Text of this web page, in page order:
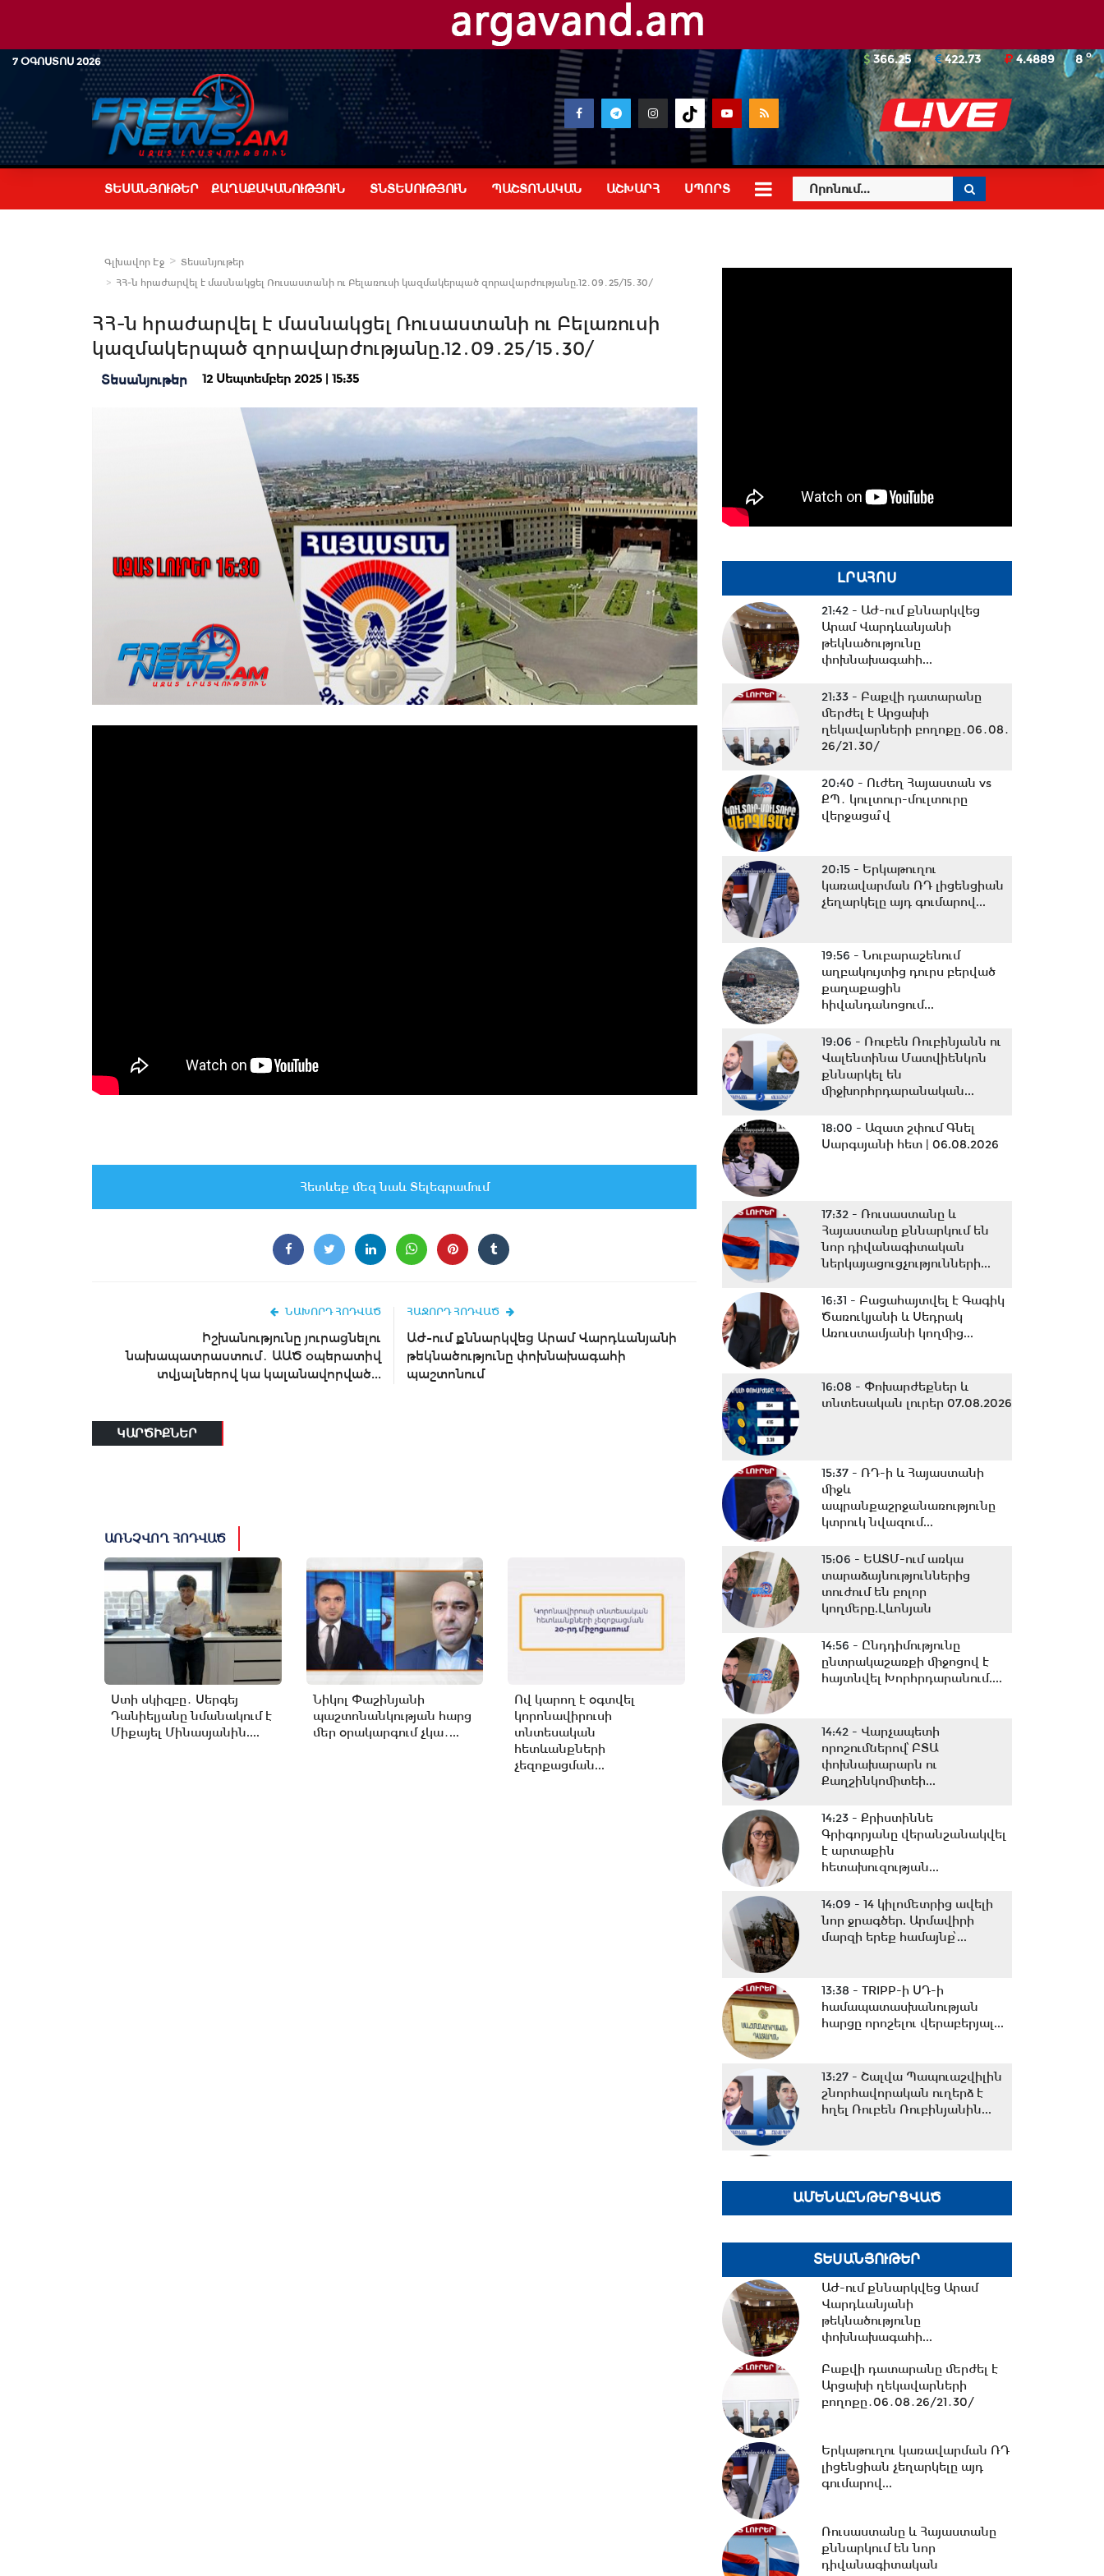
7 ՕԳՈՍՏՈՍ 2026 8o
366.25 422.73 4.4889
ՏԵՍԱՆՅՈՒԹԵՐ ՔԱՂԱՔԱԿԱՆՈՒԹՅՈՒՆ ՏՆՏԵՍՈՒԹՅՈՒՆ ՊԱՇՏՈՆԱԿԱՆ ԱՇԽԱՐՀ ՍՊՈՐՏ
Գլխավոր Էջ
Տեսանյութեր
ՀՀ-ն հրաժարվել է մասնակցել Ռուսաստանի ու Բելառուսի կազմակերպած զորավարժությանը.12․09․25/15․30/
ՀՀ-ն հրաժարվել է մասնակցել Ռուսաստանի ու Բելառուսի
կազմակերպած զորավարժությանը.12․09․25/15․30/
Տեսանյութեր 12 Սեպտեմբեր 2025 | 15:35
Հետևեք մեզ նաև Տելեգրամում
ՆԱԽՈՐԴ ՀՈԴՎԱԾ
Իշխանությունը յուրացնելու
նախապատրաստում․ ԱԱԾ օպերատիվ
տվյալներով կա կալանավորված...
ՀԱՋՈՐԴ ՀՈԴՎԱԾ
ԱԺ-ում քննարկվեց Արամ Վարդևանյանի
թեկնածությունը փոխնախագահի
պաշտոնում
ԿԱՐԾԻՔՆԵՐ
ԱՌՆՉՎՈՂ ՀՈԴՎԱԾ
Ստի սկիզբը․ Սերգեյ
Դանիելյանը նմանակում է
Միքայել Մինասյանին....
Նիկոլ Փաշինյանի
պաշտոնանկության հարց
մեր օրակարգում չկա․...
Ով կարող է օգտվել
կորոնավիրուսի
տնտեսական
հետևանքների
չեզոքացման...
ԼՐԱՀՈՍ
21:42 - ԱԺ-ում քննարկվեց
Արամ Վարդևանյանի
թեկնածությունը
փոխնախագահի...
21:33 - Բաքվի դատարանը
մերժել է Արցախի
ղեկավարների բողոքը․06․08․
26/21․30/
20:40 - Ուժեղ Հայաստան vs
ՔՊ․ կուլտուր-մուլտուրը
վերջացա՞վ
20:15 - Երկաթուղու
կառավարման ՌԴ լիցենցիան
չեղարկելը այդ գումարով...
19:56 -Նուբարաշենում
աղբակույտից դուրս բերված
քաղաքացին
հիվանդանոցում...
19:06 - Ռուբեն Ռուբինյանն ու
Վալենտինա Մատվիենկոն
քննարկել են
միջխորհրդարանական...
18:00 - Ազատ շփում Գնել
Սարգսյանի հետ | 06.08.2026
17:32 - Ռուսաստանը և
Հայաստանը քննարկում են
նոր դիվանագիտական
ներկայացուցչությունների...
16:31 - Բացահայտվել է Գագիկ
Ծառուկյանի և Սեդրակ
Առուստամյանի կողմից...
16:08 - Փոխարժեքներ և
տնտեսական լուրեր 07.08.2026
15:37 - ՌԴ-ի և Հայաստանի
միջև
ապրանքաշրջանառությունը
կտրուկ նվազում...
15:06 - ԵԱՏՄ-ում առկա
տարաձայնություններից
տուժում են բոլոր
կողմերը.Լևոնյան
14:56 - Ընդդիմությունը
ընտրակաշառքի միջոցով է
հայտնվել Խորհրդարանում....
14:42 - Վարչապետի
որոշումներով՝ ԲՏԱ
փոխնախարարն ու
Քաղշինկոմիտեի...
14:23 - Քրիստիննե
Գրիգորյանը վերանշանակվել
է արտաքին
հետախուզության...
14:09 - 14 կիլոմետրից ավելի
նոր ջրագծեր. Արմավիրի
մարզի երեք համայնք՝...
13:38 - TRIPP-ի ՍԴ-ի
համապատասխանության
հարցը որոշելու վերաբերյալ...
13:27 - Շալվա Պապուաշվիլին
շնորհավորական ուղերձ է
հղել Ռուբեն Ռուբինյանին...
պետական սեփականություն,
հանձնվելու է
հավատարմագրային...
12:36 -
Խնդիր ենք դրել 2026-
2031 թթ.-ին պետությանը
վերադարձնել...
11:53 -Կոնգոյում Էբոլայի
թիվը կրկնապատկվել...
Դալլաքյանը կալանավորվել...
կոնցեռնի նախկին տնօրեն
Սեդրակ Առուստամյանը...
ԱՄԵՆԱԸՆԹԵՐՑՎԱԾ
ՏԵՍԱՆՅՈՒԹԵՐ
ԱԺ-ում քննարկվեց Արամ
Վարդևանյանի
թեկնածությունը
փոխնախագահի...
Բաքվի դատարանը մերժել է
Արցախի ղեկավարների
բողոքը․06․08․26/21․30/
Երկաթուղու կառավարման ՌԴ
լիցենցիան չեղարկելը այդ
գումարով...
Ռուսաստանը և Հայաստանը
քննարկում են նոր
դիվանագիտական